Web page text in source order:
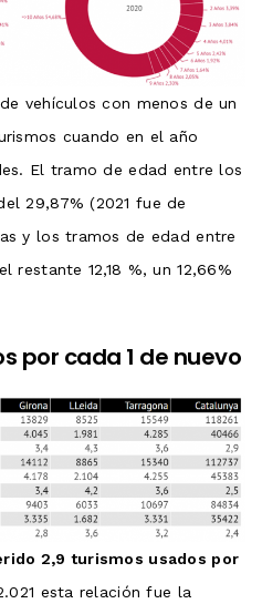
vehículos con menos de un
cuando en el año
El tramo de edad entre los
29,87% (2021 fue de
y los tramos de edad entre
restante 12,18 %, un 12,66%
por cada 1 de nuevo
2,9 turismos usados por
esta relación fue la